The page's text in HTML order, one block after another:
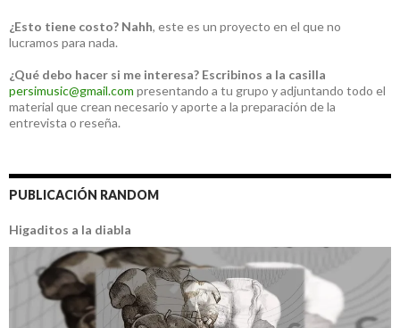
¿Esto tiene costo? Nahh, este es un proyecto en el que no
lucramos para nada.
¿Qué debo hacer si me interesa? Escribinos a la casilla
persimusic@gmail.com presentando a tu grupo y adjuntando todo el
material que crean necesario y aporte a la preparación de la
entrevista o reseña.
PUBLICACIÓN RANDOM
Higaditos a la diabla